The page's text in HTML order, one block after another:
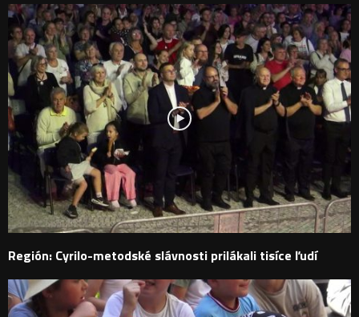
Región: Cyrilo-metodské slávnosti prilákali tisíce ľudí